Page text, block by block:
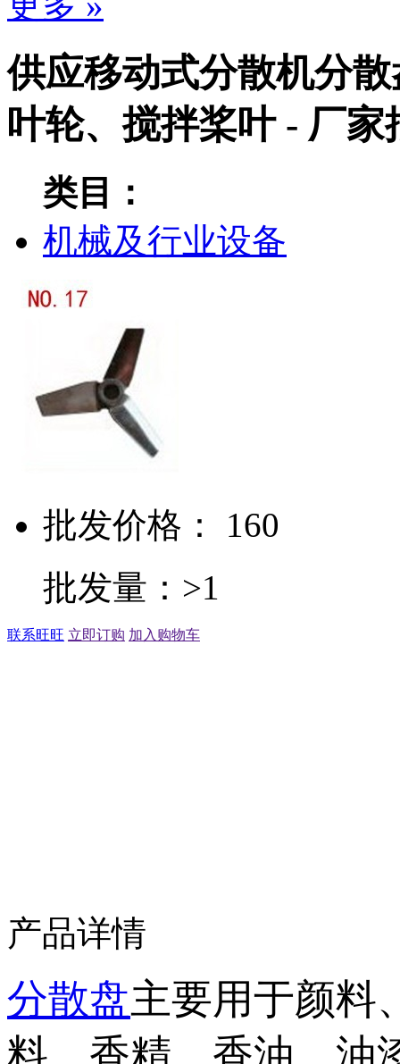
供应移动式分散机分
叶轮、搅拌桨叶 - 厂家
类目：
机械及行业设备
批发价格： 160
批发量：>1
联系旺旺 立即订购 加入购物车
产品详情
分散盘主要用于颜料
料、香精、香油、油